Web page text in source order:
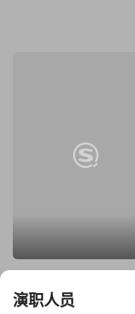
演职人员